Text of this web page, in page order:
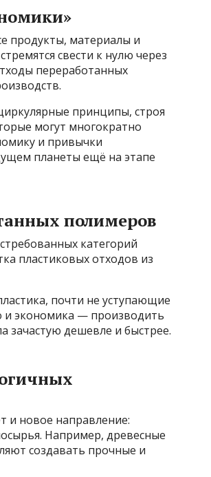
продукты, материалы и
свести к нулю через
переработанных
принципы, строя
могут многократно
и привычки
планеты ещё на этапе
полимеров
категорий
пластиковых отходов из
почти не уступающие
и экономика — производить
зачастую дешевле и быстрее.
и новое направление:
Например, древесные
создавать прочные и